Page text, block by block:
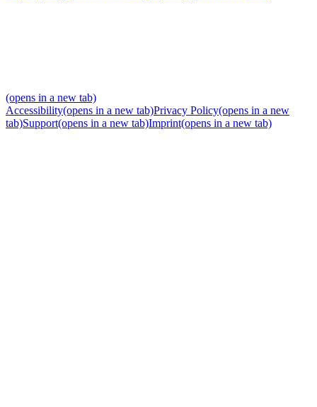
(opens in a new tab)
Accessibility(opens in a new tab)Privacy Policy(opens in a new
tab)Support(opens in a new tab)Imprint(opens in a new tab)